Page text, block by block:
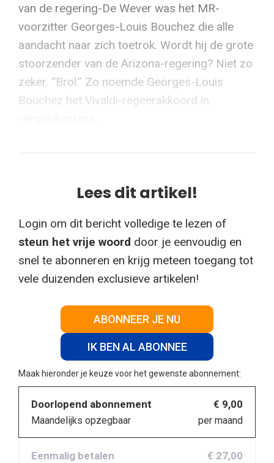
van de regering-De Wever was het MR-
voorzitter Georges-Louis Bouchez die alle
aandacht naar zich toetrok. Wordt hij de grote
stoorzender van de Arizona-regering? Niet zo
zeker. “Brol.” Zo noemde Georges-Louis
Bouchez het Vivaldi-regeerakkoord in
Lees dit artikel!
Login om dit bericht volledige te lezen of
steun het vrije woord door je eenvoudig en
snel te abonneren en krijg meteen toegang tot
vele duizenden exclusieve artikelen!
ABONNEER JE NU
IK BEN AL ABONNEE
Maak hieronder je keuze voor het gewenste abonnement:
Doorlopend abonnement
Maandelijks opzegbaar
€ 9,00
per maand
Eenmalig betalen € 27,00